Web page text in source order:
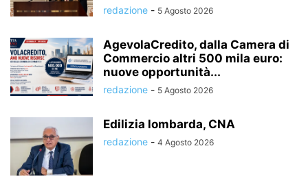
redazione - 5 Agosto 2026
AgevolaCredito, dalla Camera di
Commercio altri 500 mila euro:
nuove opportunità...
redazione - 5 Agosto 2026
Edilizia lombarda, CNA
redazione - 4 Agosto 2026